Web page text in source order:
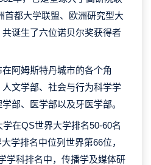
首都大学联盟、欧洲研究型大
诞生了六位诺贝尔奖获得者
阿姆斯特丹城市的各个角
文学部、社会与行为科学学
部、医学部以及牙医学部。
在QS世界大学排名50-60名
学排名中位列世界第66位，
学科排名中，传播学及媒体研